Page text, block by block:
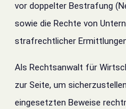
vor doppelter Bestrafung
sowie die Rechte von
strafrechtlicher
Als Rechtsanwalt für
zur Seite, um
eingesetzten Beweise